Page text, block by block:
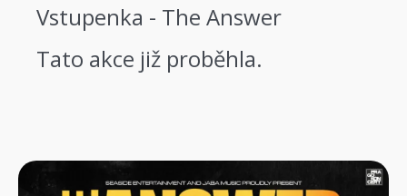
Vstupenka - The Answer
Tato akce již proběhla.